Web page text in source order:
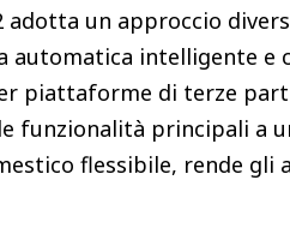
adotta un approccio
automatica intelligente
piattaforme di terze
funzionalità principali a
flessibile, rende gli